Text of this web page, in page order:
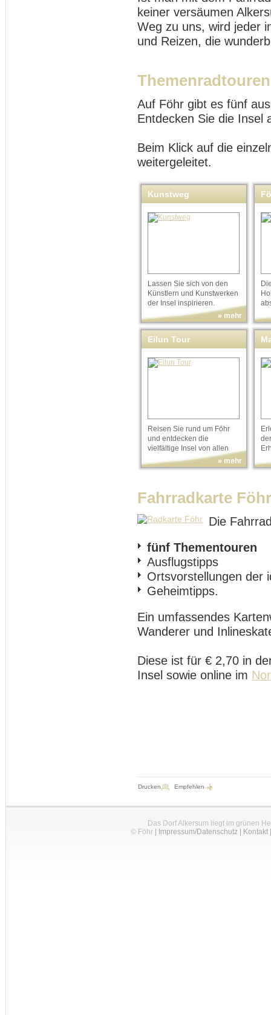
keiner versäumen
Weg zu uns, wird jeder
und Reizen, die
Themenradtouren
Auf Föhr gibt es fünf
Entdecken Sie die Insel
Beim Klick auf die
weitergeleitet.
Kunstweg
Lassen Sie sich von den
Künstlern und Kunstwerken
der Insel inspirieren.
» mehr
Eilun Tour
Reisen Sie rund um Föhr
und entdecken die
vielfältige Insel von allen
» mehr
Fahrradkarte Föhr
Die
fünf Thementouren
Ausflugstipps
Ortsvorstellungen der
Geheimtipps.
Ein umfassendes
Wanderer und
Diese ist für € 2,70 in
Insel sowie online im
Drucken Empfehlen
Das Dorf Alkersum liegt im grünen
© Föhr| Impressum/Datenschutz| Kontakt